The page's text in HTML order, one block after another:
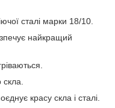
сталі марки 18/10.
найкращий
красу скла і сталі.